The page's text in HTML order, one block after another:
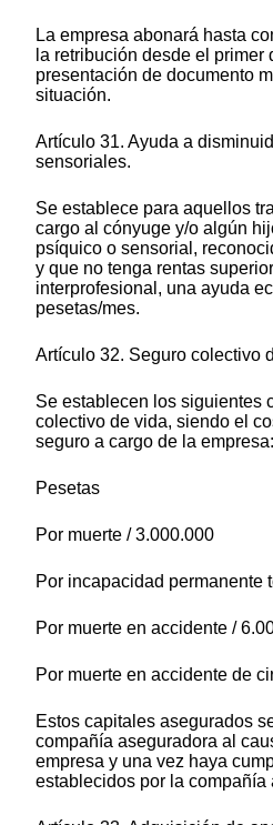
La empresa abonará hasta
la retribución desde el
presentación de documento
situación.
Artículo 31. Ayuda a
sensoriales.
Se establece para aquellos
cargo al cónyuge y/o algún
psíquico o sensorial,
y que no tenga rentas
interprofesional, una ayuda
pesetas/mes.
Artículo 32. Seguro colectivo
Se establecen los siguientes
colectivo de vida, siendo el
seguro a cargo de la empresa:
Pesetas
Por muerte / 3.000.000
Por incapacidad permanente
Por muerte en accidente /
Por muerte en accidente de
Estos capitales asegurados
compañía aseguradora al
empresa y una vez haya
establecidos por la compañía